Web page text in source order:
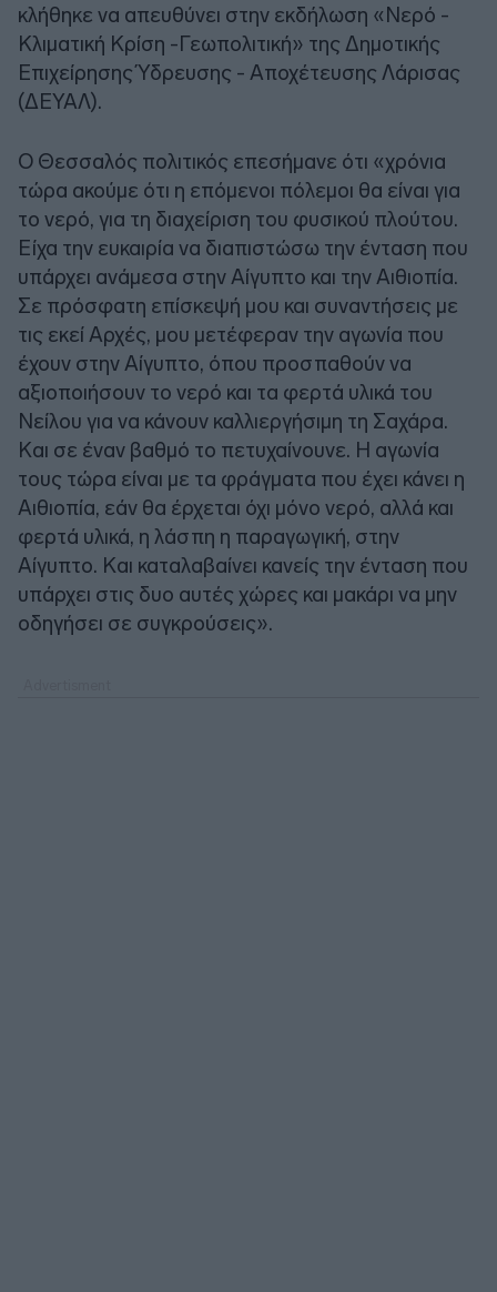
κλήθηκε να απευθύνει στην εκδήλωση «Νερό -
Κλιματική Κρίση -Γεωπολιτική» της Δημοτικής
Επιχείρησης Ύδρευσης - Αποχέτευσης Λάρισας
(ΔΕΥΑΛ).
Ο Θεσσαλός πολιτικός επεσήμανε ότι «χρόνια
τώρα ακούμε ότι η επόμενοι πόλεμοι θα είναι για
το νερό, για τη διαχείριση του φυσικού πλούτου.
Είχα την ευκαιρία να διαπιστώσω την ένταση που
υπάρχει ανάμεσα στην Αίγυπτο και την Αιθιοπία.
Σε πρόσφατη επίσκεψή μου και συναντήσεις με
τις εκεί Αρχές, μου μετέφεραν την αγωνία που
έχουν στην Αίγυπτο, όπου προσπαθούν να
αξιοποιήσουν το νερό και τα φερτά υλικά του
Νείλου για να κάνουν καλλιεργήσιμη τη Σαχάρα.
Και σε έναν βαθμό το πετυχαίνουνε. Η αγωνία
τους τώρα είναι με τα φράγματα που έχει κάνει η
Αιθιοπία, εάν θα έρχεται όχι μόνο νερό, αλλά και
φερτά υλικά, η λάσπη η παραγωγική, στην
Αίγυπτο. Και καταλαβαίνει κανείς την ένταση που
υπάρχει στις δυο αυτές χώρες και μακάρι να μην
οδηγήσει σε συγκρούσεις».